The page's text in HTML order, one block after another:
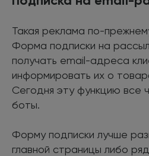
Такая реклама по-
Форма подписки на
получать email-адреса
информировать их о
Сегодня эту функцию все
боты.
Форму подписки лучше
главной страницы либо